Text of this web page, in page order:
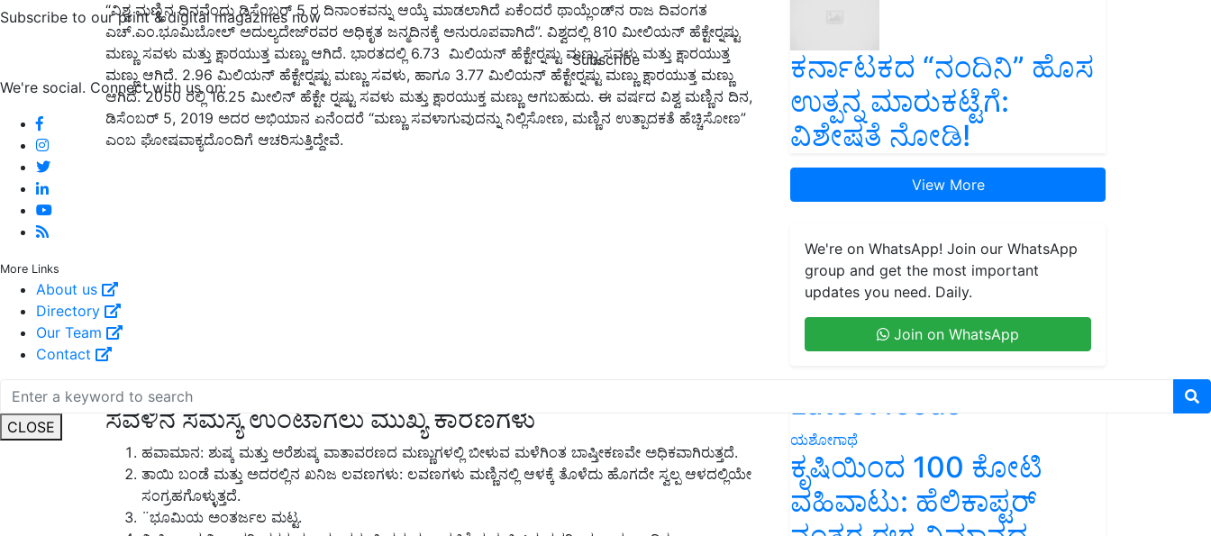
Subscribe to our print & digital magazines now
Subscribe
We're social. Connect with us on:
More Links
About us
Directory
Our Team
Contact
CLOSE
“ವಿಶ್ವ ಮಣ್ಣಿನ ದಿನವೆಂದು ಡಿಸೆಂಬರ್ 5 ರ ದಿನಾಂಕವನ್ನು ಆಯ್ಕೆ ಮಾಡಲಾಗಿದೆ ಏಕೆಂದರೆ ಥಾಯ್ಲೆಂಡ್‍ನ ರಾಜ ದಿವಂಗತ
ಎಚ್.ಎಂ.ಭೂಮಿಬೋಲ್ ಅದುಲ್ಯದೇಜ್‍ರವರ ಅಧಿಕೃತ ಜನ್ಮದಿನಕ್ಕೆ ಅನುರೂಪವಾಗಿದೆ”. ವಿಶ್ವದಲ್ಲಿ 810 ಮೀಲಿಯನ್ ಹೆಕ್ಟೇರ್‍ನಷ್ಟು
ಮಣ್ಣು ಸವಳು ಮತ್ತು ಕ್ಷಾರಯುತ್ತ ಮಣ್ಣು ಆಗಿದೆ. ಭಾರತದಲ್ಲಿ 6.73 ಮಿಲಿಯನ್ ಹೆಕ್ಟೇರ್‍ನಷ್ಟು ಮಣ್ಣು ಸವಳು ಮತ್ತು ಕ್ಷಾರಯುತ್ತ
ಮಣ್ಣು ಆಗಿದೆ. 2.96 ಮಿಲಿಯನ್ ಹೆಕ್ಟೇರ್‍ನಷ್ಟು ಮಣ್ಣು ಸವಳು, ಹಾಗೂ 3.77 ಮಿಲಿಯನ್ ಹೆಕ್ಟೇರ್‍ನಷ್ಟು ಮಣ್ಣು ಕ್ಷಾರಯುತ್ತ ಮಣ್ಣು
ಆಗಿದೆ. 2050 ರಲ್ಲಿ 16.25 ಮೀಲಿನ್ ಹೆಕ್ಟೇ ರ್‍ನಷ್ಟು ಸವಳು ಮತ್ತು ಕ್ಷಾರಯುಕ್ತ ಮಣ್ಣು ಆಗಬಹುದು. ಈ ವರ್ಷದ ವಿಶ್ವ ಮಣ್ಣಿನ ದಿನ,
ಡಿಸೆಂಬರ್ 5, 2019 ಅದರ ಅಭಿಯಾನ ಏನೆಂದರೆ “ಮಣ್ಣು ಸವಳಾಗುವುದನ್ನು ನಿಲ್ಲಿಸೋಣ, ಮಣ್ಣಿನ ಉತ್ಪಾದಕತೆ ಹೆಚ್ಚಿಸೋಣ”
ಎಂಬ ಘೋಷವಾಕ್ಯದೊಂದಿಗೆ ಆಚರಿಸುತ್ತಿದ್ದೇವೆ.
ಸವಳಿನ ಸಮಸ್ಯೆ ಉಂಟಾಗಲು ಮುಖ್ಯ ಕಾರಣಗಳು
ಹವಾಮಾನ: ಶುಷ್ಕ ಮತ್ತು ಅರೆಶುಷ್ಕ ವಾತಾವರಣದ ಮಣ್ಣುಗಳಲ್ಲಿ ಬೀಳುವ ಮಳೆಗಿಂತ ಬಾಷ್ತೀಕಣವೇ ಅಧಿಕವಾಗಿರುತ್ತದೆ.
ತಾಯಿ ಬಂಡೆ ಮತ್ತು ಅದರಲ್ಲಿನ ಖನಿಜ ಲವಣಗಳು: ಲವಣಗಳು ಮಣ್ಣಿನಲ್ಲಿ ಆಳಕ್ಕೆ ತೊಳೆದು ಹೊಗದೇ ಸ್ವಲ್ಪ ಆಳದಲ್ಲಿಯೇ
ಸಂಗ್ರಹಗೊಳ್ಳುತ್ತದೆ.
¨ಭೂಮಿಯ ಅಂತರ್ಜಲ ಮಟ್ಟ.
ಕರ್ನಾಟಕದ “ನಂದಿನಿ” ಹೊಸ
ಉತ್ಪನ್ನ ಮಾರುಕಟ್ಟೆಗೆ:
ವಿಶೇಷತೆ ನೋಡಿ!
View More
We're on WhatsApp! Join our WhatsApp
group and get the most important
updates you need. Daily.
Join on WhatsApp
Latest feeds
ಯಶೋಗಾಥೆ
ಕೃಷಿಯಿಂದ 100 ಕೋಟಿ
ವಹಿವಾಟು: ಹೆಲಿಕಾಪ್ಟರ್